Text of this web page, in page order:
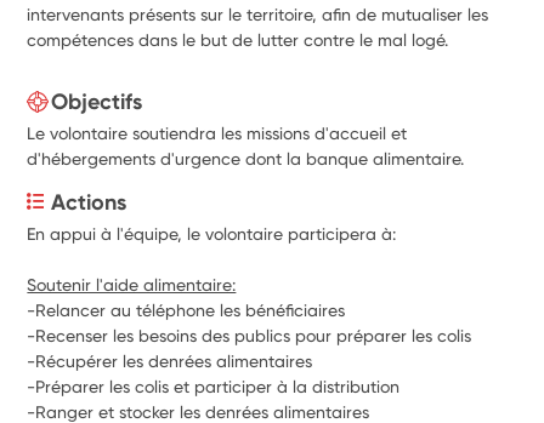
intervenants présents sur le territoire, afin de mutualiser les
compétences dans le but de lutter contre le mal logé.
Objectifs
Le volontaire soutiendra les missions d'accueil et
d'hébergements d'urgence dont la banque alimentaire.
Actions
En appui à l'équipe, le volontaire participera à:
Soutenir l'aide alimentaire:
-Relancer au téléphone les bénéficiaires
-Recenser les besoins des publics pour préparer les colis
-Récupérer les denrées alimentaires
-Préparer les colis et participer à la distribution
-Ranger et stocker les denrées alimentaires